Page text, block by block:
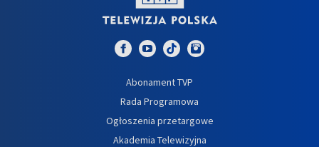
Abonament TVP
Rada Programowa
Ogłoszenia przetargowe
Akademia Telewizyjna